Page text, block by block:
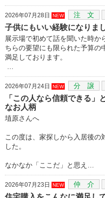
2026年07月28日 NEW 注 文
子供にもいい経験になりま
展示場で初めて話を聞いた時か
ちらの要望にも限られた予算の
満足しております。
2026年07月24日 NEW 分 譲
「この人なら信頼できる」
なお人柄
埴原さんへ
この度は、家探しから入居後の
した。
なかなか「ここだ」と思え…
2026年07月23日 NEW 仲 介